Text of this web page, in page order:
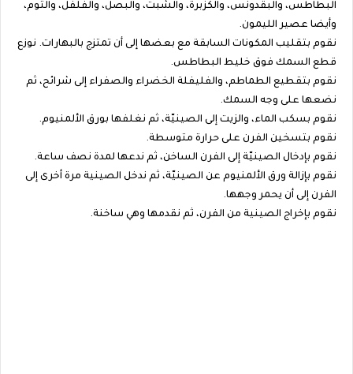
البطاطس، والبقدونس، والكزبرة، والشبت، والبصل، والفلفل، والثوم،
وأيضا عصير الليمون.
نقوم بتقليب المكونات السابقة مع بعضها إلى أن تمتزج بالبهارات. نوزع
قطع السمك فوق خليط البطاطس.
نقوم بتقطيع الطماطم، والفليفلة الخضراء والصفراء إلى شرائح، ثم
نضعها على وجه السمك.
نقوم بسكب الماء، والزيت إلى الصينيّة، ثم نغلفها بورق الألمنيوم.
نقوم بتسخين الفرن على حرارة متوسطة.
نقوم بإدخال الصينيّة إلى الفرن الساخن، ثم ندعها لمدة نصف ساعة.
نقوم بإزالة ورق الألمنيوم عن الصينيّة، ثم ندخل الصينية مرة أخرى إلى
الفرن إلى أن يحمر وجهها.
نقوم بإخراج الصينية من الفرن، ثم نقدمها وهي ساخنة.